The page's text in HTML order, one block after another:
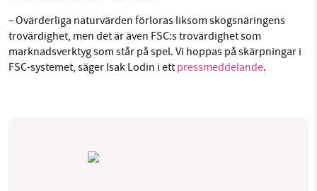
–Ovärderliga naturvärden förloras liksom skogsnäringens
trovärdighet, men det är även FSC:s trovärdighet som
marknadsverktyg som står på spel. Vi hoppas på skärpningar i
FSC-systemet, säger Isak Lodin i ett pressmeddelande.